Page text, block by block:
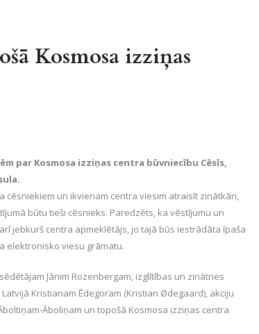
Kosmosa izziņas
par Kosmosa izziņas centra būvniecību Cēsīs,
un ikvienam centra viesim atraisīt zinātkāri,
būtu tieši cēsnieks. Paredzēts, ka vēstījumu un
jebkurš centra apmeklētājs, jo tajā būs iestrādāta īpaša
elektronisko viesu grāmatu.
Jānim Rozenbergam, izglītības un zinātnes
Kristianam Ēdegoram (Kristian Ødegaard), akciju
Āboliņam un topošā Kosmosa izziņas centra